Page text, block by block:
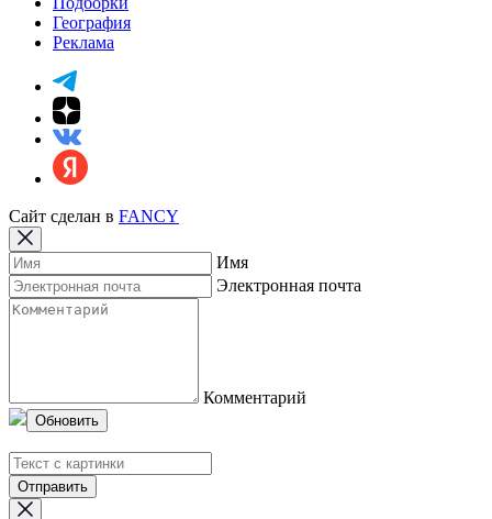
География
Реклама
Сайт сделан в FANCY
Имя
Электронная почта
Комментарий
Обновить
Отправить